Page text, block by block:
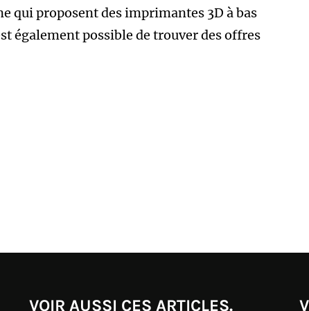
qui proposent des imprimantes 3D à bas
également possible de trouver des offres
VOIR AUSSI CES ARTICLES.